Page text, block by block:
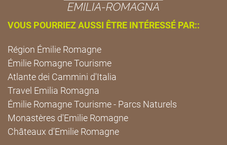
VOUS POURRIEZ AUSSI ÊTRE INTÉRESSÉ PAR::
Région Émilie Romagne
Émilie Romagne Tourisme
Atlante dei Cammini d'Italia
Travel Emilia Romagna
Émilie Romagne Tourisme - Parcs Naturels
Monastères d'Emilie Romagne
Châteaux d'Emilie Romagne